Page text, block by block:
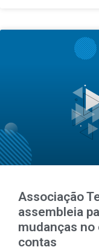
Associação
assembleia
mudanças
contas